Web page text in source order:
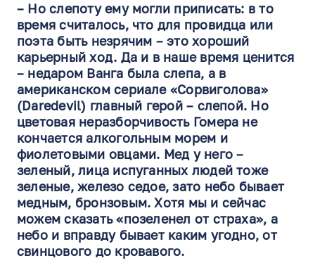
– Но слепоту ему могли приписать: в то
время считалось, что для провидца или
поэта быть незрячим – это хороший
карьерный ход. Да и в наше время ценится
– недаром Ванга была слепа, а в
американском сериале «Сорвиголова»
(Daredevil) главный герой – слепой. Но
цветовая неразборчивость Гомера не
кончается алкогольным морем и
фиолетовыми овцами. Мед у него –
зеленый, лица испуганных людей тоже
зеленые, железо седое, зато небо бывает
медным, бронзовым. Хотя мы и сейчас
можем сказать «позеленел от страха», а
небо и вправду бывает каким угодно, от
свинцового до кровавого.